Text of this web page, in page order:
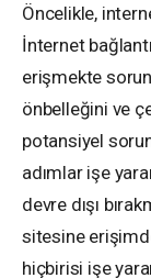
Öncelikle,
İnternet
erişmekte sorun
önbelleğini ve
potansiyel
adımlar işe
devre dışı
sitesine
hiçbirisi işe